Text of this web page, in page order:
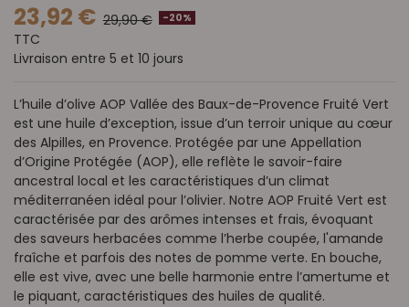
23,92 € 29,90 € -20%
TTC
Livraison entre 5 et 10 jours
L’huile d’olive AOP Vallée des Baux-de-Provence Fruité Vert
est une huile d’exception, issue d’un terroir unique au cœur
des Alpilles, en Provence. Protégée par une Appellation
d’Origine Protégée (AOP), elle reflète le savoir-faire
ancestral local et les caractéristiques d’un climat
méditerranéen idéal pour l’olivier. Notre AOP Fruité Vert est
caractérisée par des arômes intenses et frais, évoquant
des saveurs herbacées comme l’herbe coupée, l'amande
fraîche et parfois des notes de pomme verte. En bouche,
elle est vive, avec une belle harmonie entre l’amertume et
le piquant, caractéristiques des huiles de qualité.